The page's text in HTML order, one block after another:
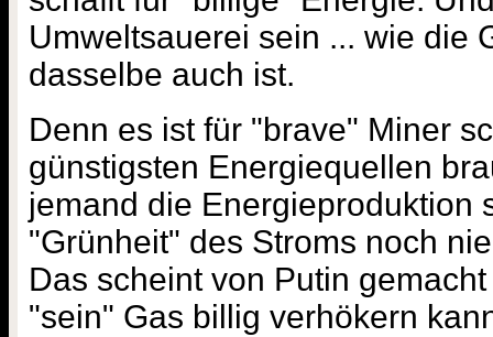
Umweltsauerei sein ... wie die
dasselbe auch ist.
Denn es ist für "brave" Miner
günstigsten Energiequellen
jemand die Energieproduktion
"Grünheit" des Stroms noch
Das scheint von Putin
"sein" Gas billig verhökern